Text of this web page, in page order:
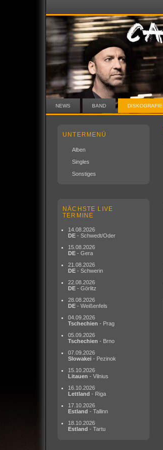
NEWS BAND DISKOGRAFIE
UNTERMENÜ
Alben
Singles
Sonstiges
NÄCHSTE LIVE
TERMINE
14.08.2026
DE - Schwedt/Oder
15.08.2026
DE - Gera
21.08.2026
DE - Schwerin
22.08.2026
DE - Görlitz
28.08.2026
DE - Weißenfels
04.09.2026
Tschechien - Prag
05.09.2026
Tschechien - Brno
07.09.2026
Slowakei - Pezinok
15.10.2026
Litauen - Vilnius
16.10.2026
Lettland - Riga
17.10.2026
Estland - Tallinn
18.10.2026
Estland - Tartu